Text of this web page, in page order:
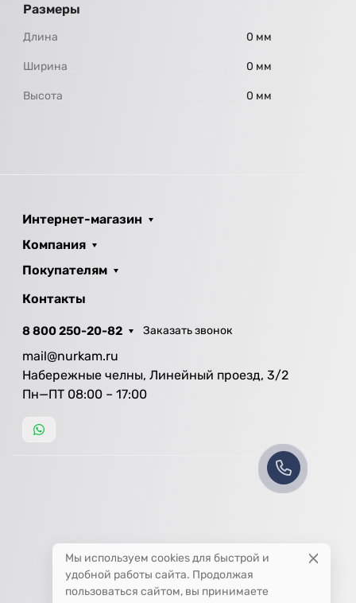
Размеры
Длина 0 мм
Ширина 0 мм
Высота 0 мм
Интернет-магазин
Компания
Покупателям
Контакты
8 800 250-20-82 Заказать звонок
mail@nurkam.ru
Набережные челны, Линейный проезд, 3/2
Пн—ПТ 08:00 – 17:00
Мы используем cookies для быстрой и
удобной работы сайта. Продолжая
пользоваться сайтом, вы принимаете